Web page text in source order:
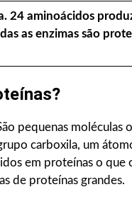
24 aminoácidos
as enzimas são
pequenas moléculas
carboxila, um
em proteínas o que
de proteínas grandes.